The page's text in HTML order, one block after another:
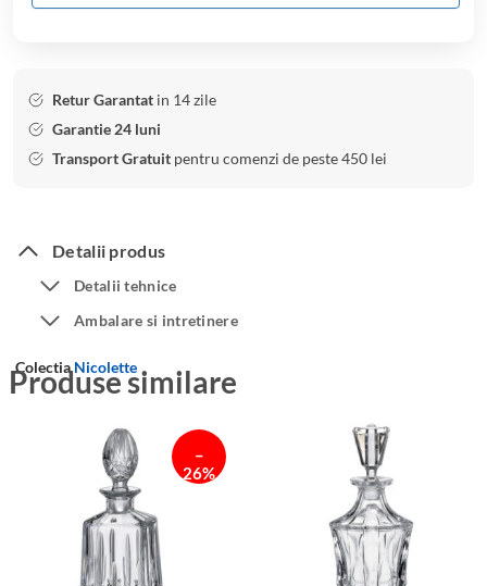
Retur Garantat in 14 zile
Garantie 24 luni
Transport Gratuit pentru comenzi de peste 450 lei
Detalii produs
Detalii tehnice
Ambalare si intretinere
ColectiaNicolette
Produse similare
–
26%